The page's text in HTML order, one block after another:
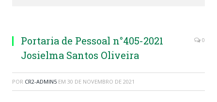
Portaria de Pessoal n°405-2021
Josielma Santos Oliveira
0
POR CR2-ADMIN5 EM 30 DE NOVEMBRO DE 2021